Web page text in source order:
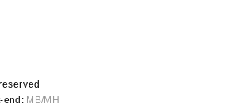
end: MB/MH